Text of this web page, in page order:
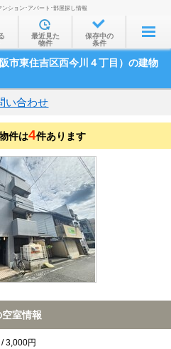
屋を探す
沿線・駅から
家賃相場から
通勤通学時間から
物件特集から
不動産会社から
TOP
ション･アパート･部屋探し情報
最近見た
物件
保存中の
条件
市東住吉区西今川４丁目）の建物
い合わせ
件は4件あります
室情報
/ 3,000円